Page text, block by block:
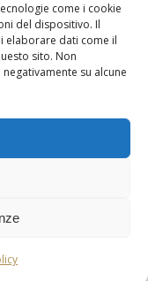
come i cookie
del dispositivo. Il
elaborare dati come il
sito. Non
su alcune
IVA IT01212800773.
Tutti i diritti sono
utenti di